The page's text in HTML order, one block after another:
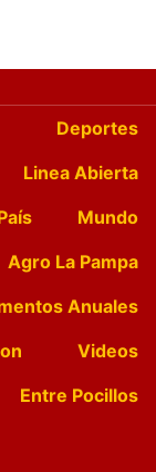
Deportes
Linea Abierta
Mundo
Agro La Pampa
Anuales
Videos
Entre Pocillos